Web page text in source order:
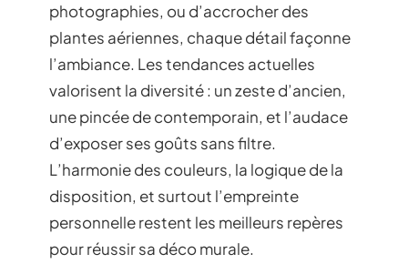
photographies, ou d’accrocher des
plantes aériennes, chaque détail façonne
l’ambiance. Les tendances actuelles
valorisent la diversité : un zeste d’ancien,
une pincée de contemporain, et l’audace
d’exposer ses goûts sans filtre.
L’harmonie des couleurs, la logique de la
disposition, et surtout l’empreinte
personnelle restent les meilleurs repères
pour réussir sa déco murale.